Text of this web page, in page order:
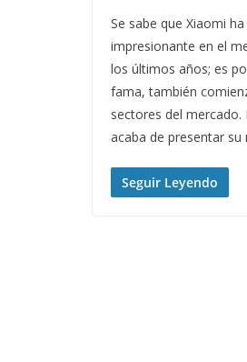
Se sabe que Xiaomi
impresionante en el
los últimos años; es
fama, también
sectores del
acaba de presentar su
Seguir Leyendo